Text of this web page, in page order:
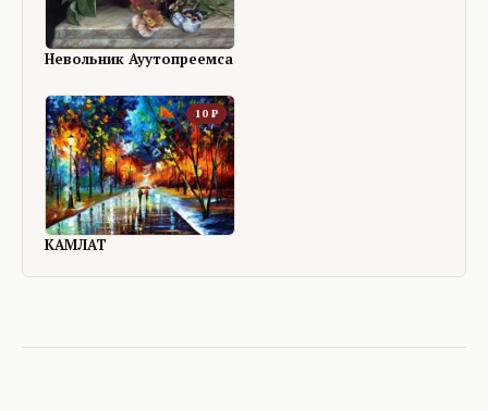
Невольник Ауутопреемса
10 ₽
КАМЛАТ